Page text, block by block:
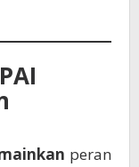
peran